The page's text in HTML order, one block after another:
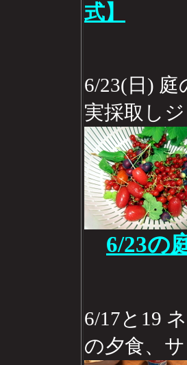
式】
6/23(日)
実採取し
6/23の
6/17と19
の夕食、